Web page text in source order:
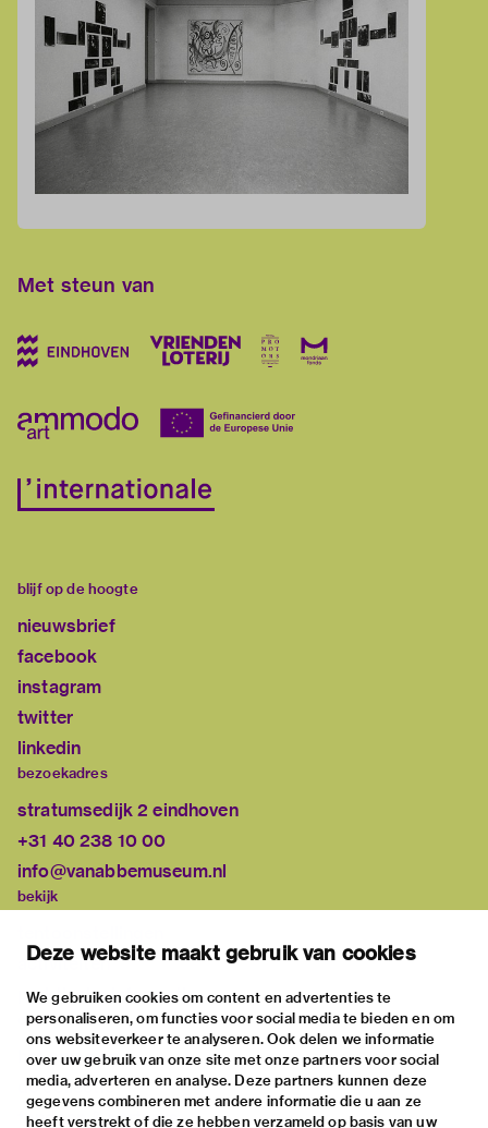
Deze website maakt gebruik van cookies
We gebruiken cookies om content en advertenties te
personaliseren, om functies voor social media te bieden en om
ons websiteverkeer te analyseren. Ook delen we informatie
over uw gebruik van onze site met onze partners voor social
media, adverteren en analyse. Deze partners kunnen deze
gegevens combineren met andere informatie die u aan ze
heeft verstrekt of die ze hebben verzameld op basis van uw
Met steun van
blijf op de hoogte
nieuwsbrief
facebook
instagram
twitter
linkedin
bezoekadres
stratumsedijk 2 eindhoven
+31 40 238 10 00
info@vanabbemuseum.nl
bekijk
activiteiten
praktische informatie
over
het museum
de collectie
fondsen & partners